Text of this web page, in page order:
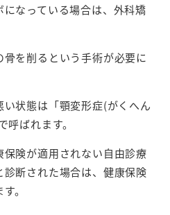
なっている場合は、外科矯
を削るという手術が必要に
状態は「顎変形症(がくへん
ばれます。
険が適用されない自由診療
断された場合は、健康保険
。